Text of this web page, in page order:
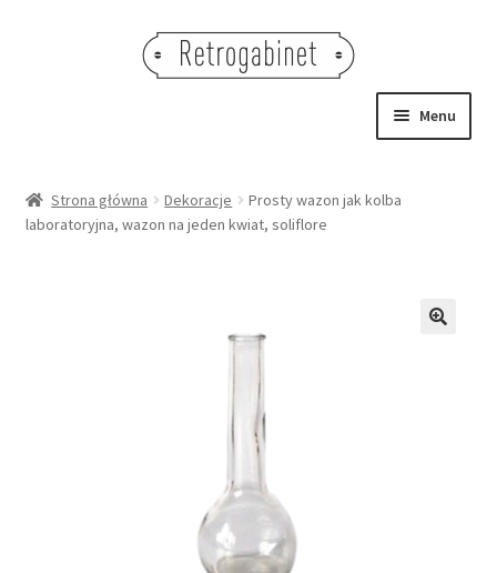
Menu
OBRAZY
Strona główna Dekoracje
Prosty wazon jak kolba
laboratoryjna, wazon na jeden kwiat, soliflore